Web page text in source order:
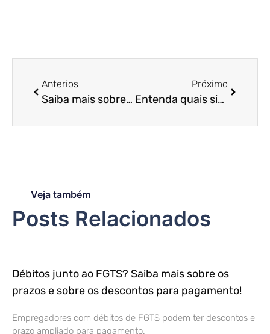
Anterios Próximo
Entenda quais situações podem excluir sua empresa do Simples Nacional!
Veja também
Posts Relacionados
Débitos junto ao FGTS? Saiba mais sobre os
prazos e sobre os descontos para pagamento!
Empregadores com débitos de FGTS podem ter descontos e
prazo ampliado para pagamento.